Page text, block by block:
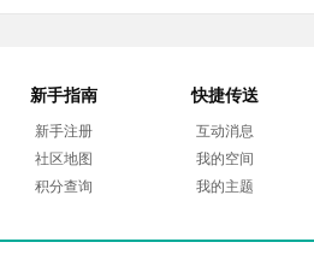
新手指南
新手注册
社区地图
积分查询
快捷传送
互动消息
我的空间
我的主题